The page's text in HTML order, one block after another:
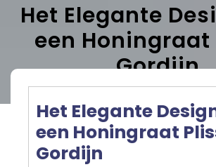
Het Elegante
een Honingraat
Gordijn
Het Elegante
een Honingraat
Gordijn